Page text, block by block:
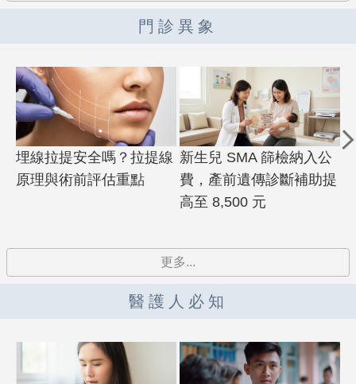
門診異象
埋線拉提安全嗎？拉提線
原理與術前評估重點
新生兒 SMA 篩檢納入公
費，產前遺傳診斷補助提
高至 8,500 元
更多...
醫護人必知